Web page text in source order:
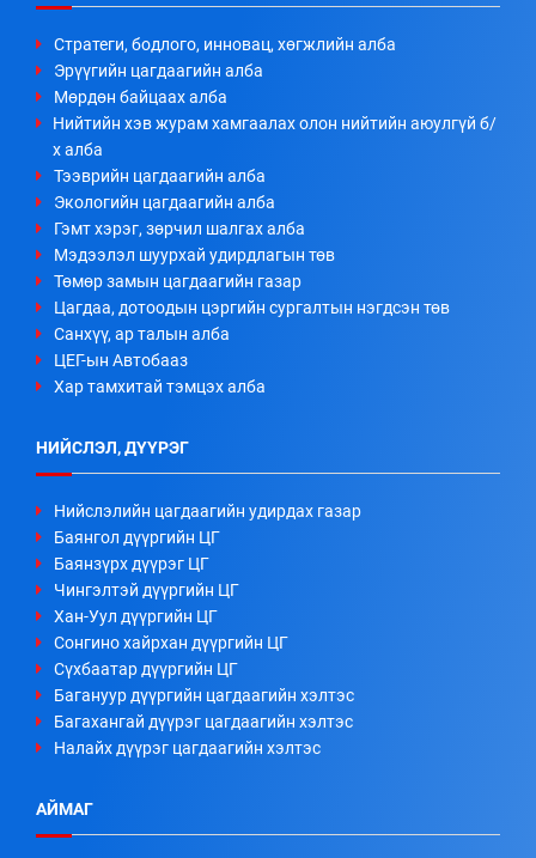
Стратеги, бодлого, инновац, хөгжлийн алба
Эрүүгийн цагдаагийн алба
Мөрдөн байцаах алба
Нийтийн хэв журам хамгаалах олон нийтийн аюулгүй б/
х алба
Тээврийн цагдаагийн алба
Экологийн цагдаагийн алба
Гэмт хэрэг, зөрчил шалгах алба
Мэдээлэл шуурхай удирдлагын төв
Төмөр замын цагдаагийн газар
Цагдаа, дотоодын цэргийн сургалтын нэгдсэн төв
Санхүү, ар талын алба
ЦЕГ-ын Автобааз
Хар тамхитай тэмцэх алба
НИЙСЛЭЛ, ДҮҮРЭГ
Нийслэлийн цагдаагийн удирдах газар
Баянгол дүүргийн ЦГ
Баянзүрх дүүрэг ЦГ
Чингэлтэй дүүргийн ЦГ
Хан-Уул дүүргийн ЦГ
Сонгино хайрхан дүүргийн ЦГ
Сүхбаатар дүүргийн ЦГ
Багануур дүүргийн цагдаагийн хэлтэс
Багахангай дүүрэг цагдаагийн хэлтэс
Налайх дүүрэг цагдаагийн хэлтэс
АЙМАГ